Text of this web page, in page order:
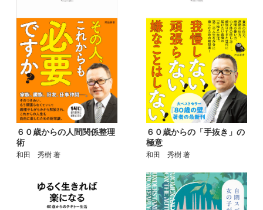
６０歳からの人間関係整理
術
和田 秀樹 著
６０歳からの「手抜き」の
極意
和田 秀樹 著